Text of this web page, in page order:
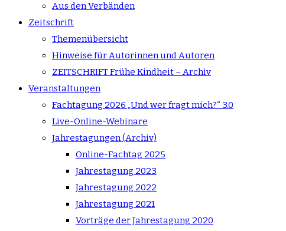
Aus den Verbänden
Zeitschrift
Themenübersicht
Hinweise für Autorinnen und Autoren
ZEITSCHRIFT Frühe Kindheit – Archiv
Veranstaltungen
Fachtagung 2026 „Und wer fragt mich?“ 3.0
Live-Online-Webinare
Jahrestagungen (Archiv)
Online-Fachtag 2025
Jahrestagung 2023
Jahrestagung 2022
Jahrestagung 2021
Vorträge der Jahrestagung 2020